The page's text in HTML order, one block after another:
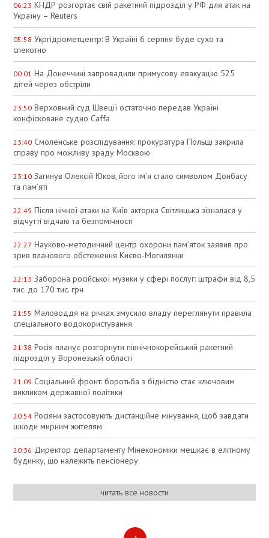
06:23 КНДР розгортає свій ракетний підрозділ у РФ для атак на
Україну – Reuters
05:58 Укргідрометцентр: В Україні 6 серпня буде сухо та
спекотно
00:01 На Донеччині запровадили примусову евакуацію 525
дітей через обстріли
23:50 Верховний суд Швеції остаточно передав Україні
конфісковане судно Caffa
23:40 Смоленське розслідування: прокуратура Польщі закрила
справу про можливу зраду Москвою
23:10 Загинув Олексій Юков, його ім’я стало символом Донбасу
та пам’яті
22:49 Після нічної атаки на Київ акторка Світлицька зізналася у
відчутті відчаю та безпомічності
22:27 Науково‑методичний центр охорони пам’яток заявив про
зрив планового обстеження Києво‑Могилянки
22:13 Заборона російської музики у сфері послуг: штрафи від 8,5
тис. до 170 тис. грн
21:55 Маловоддя на річках змусило владу переглянути правила
спеціального водокористування
21:38 Росія планує розгорнути північнокорейський ракетний
підрозділ у Воронезькій області
21:09 Соціальний фронт: боротьба з бідністю стає ключовим
викликом державної політики
20:54 Росіяни застосовують дистанційне мінування, щоб завдати
шкоди мирним жителям
20:36 Директор департаменту Мінекономіки мешкає в елітному
будинку, що належить пенсіонеру
читать все новости